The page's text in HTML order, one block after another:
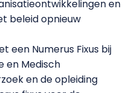
en
beleid opnieuw
een Numerus Fixus bij
en Medisch
en de opleiding